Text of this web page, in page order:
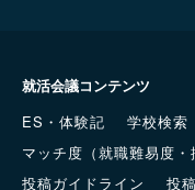
就活会議コンテンツ
ES・体験記
学校検索
マッチ度（就職難易度・
投稿ガイドライン
投